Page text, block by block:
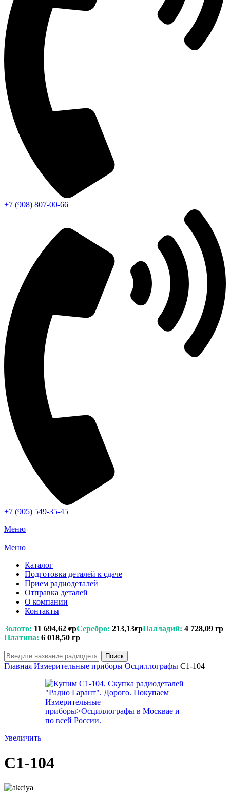
+7 (908) 807-00-66
+7 (905) 549-35-45
Меню
Меню
Каталог
Подготовка деталей к сдаче
Прием радиодеталей
Отправка деталей
О компании
Контакты
Золото: 11 694,62 грСеребро: 213,13грПалладий: 4 728,09 гр
Платина: 6 018,50 гр
Поиск
Главная Измерительные приборы Осциллографы C1-104
Увеличить
C1-104